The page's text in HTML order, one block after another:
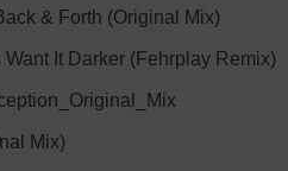
& Forth (Original Mix)
Want It Darker (Fehrplay Remix)
Mix)